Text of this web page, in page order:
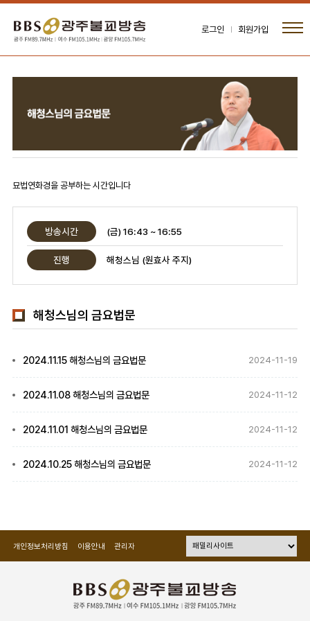
로그인 회원가입
묘법연화경을 공부하는 시간입니다
방송시간 (금) 16:43 ~ 16:55
진행 해청스님 (원효사 주지)
해청스님의 금요법문
2024.11.15 해청스님의 금요법문 2024-11-19
2024.11.08 해청스님의 금요법문 2024-11-12
2024.11.01 해청스님의 금요법문 2024-11-12
2024.10.25 해청스님의 금요법문 2024-11-12
개인정보처리방침 이용안내 관리자